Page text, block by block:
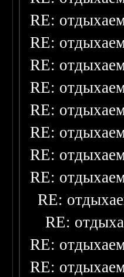
RE:
RE:
RE:
RE:
RE:
RE:
RE:
RE:
RE:
RE:
RE:
RE: